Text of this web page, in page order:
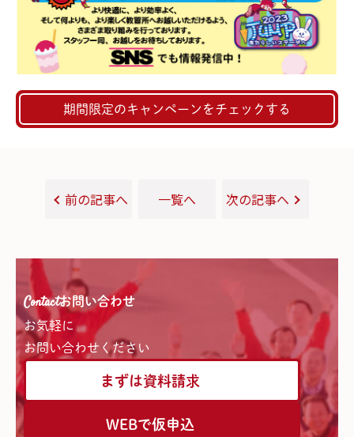
期間限定のキャンペーンをチェックする
前の記事へ 一覧へ 次の記事へ
Contactお問い合わせ
お気軽に
お問い合わせください
まずは資料請求
WEBで仮申込